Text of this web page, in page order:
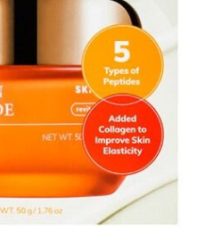
Y MONEDEROS